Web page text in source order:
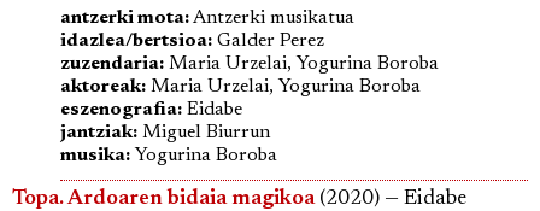
antzerki mota:Antzerki musikatua
idazlea/bertsioa: Galder Perez
zuzendaria: Maria Urzelai, Yogurina Boroba
aktoreak: Maria Urzelai, Yogurina Boroba
eszenografia: Eidabe
jantziak: Miguel Biurrun
musika: Yogurina Boroba
Topa. Ardoaren bidaia magikoa(2020) — Eidabe